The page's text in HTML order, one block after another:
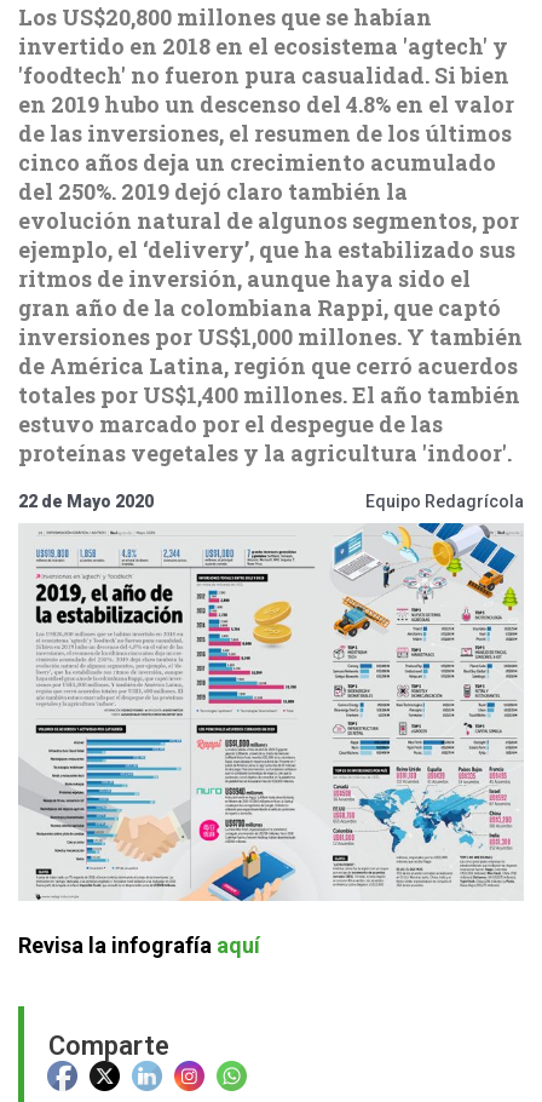
Comparte
Los US$20,800 millones que se habían
invertido en 2018 en el ecosistema 'agtech' y
'foodtech' no fueron pura casualidad. Si bien
en 2019 hubo un descenso del 4.8% en el valor
de las inversiones, el resumen de los últimos
cinco años deja un crecimiento acumulado
del 250%. 2019 dejó claro también la
evolución natural de algunos segmentos, por
ejemplo, el ‘delivery’, que ha estabilizado sus
ritmos de inversión, aunque haya sido el
gran año de la colombiana Rappi, que captó
inversiones por US$1,000 millones. Y también
de América Latina, región que cerró acuerdos
totales por US$1,400 millones. El año también
estuvo marcado por el despegue de las
proteínas vegetales y la agricultura 'indoor'.
22 de Mayo 2020 Equipo Redagrícola
Revisa la infografía aquí